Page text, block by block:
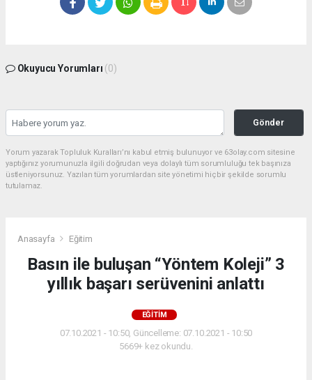
Okuyucu Yorumları (0)
Gönder
Yorum yazarak Topluluk Kuralları’nı kabul etmiş bulunuyor ve 63olay.com sitesine
yaptığınız yorumunuzla ilgili doğrudan veya dolaylı tüm sorumluluğu tek başınıza
üstleniyorsunuz. Yazılan tüm yorumlardan site yönetimi hiçbir şekilde sorumlu
tutulamaz.
Anasayfa Eğitim
Basın ile buluşan “Yöntem Koleji” 3
yıllık başarı serüvenini anlattı
EĞITIM
07.10.2021 - 10:50, Güncelleme: 07.10.2021 - 10:50
5669+ kez okundu.